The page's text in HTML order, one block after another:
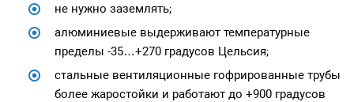
не нужно заземлять;
алюминиевые выдерживают температурные
пределы -35…+270 градусов Цельсия;
стальные вентиляционные гофрированные трубы
более жаростойки и работают до +900 градусов